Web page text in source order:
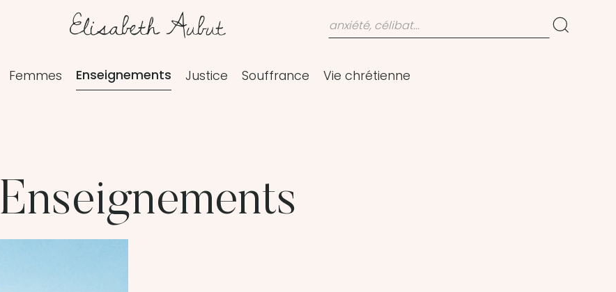
Femmes Enseignements Justice Souffrance Vie chrétienne
Enseignements